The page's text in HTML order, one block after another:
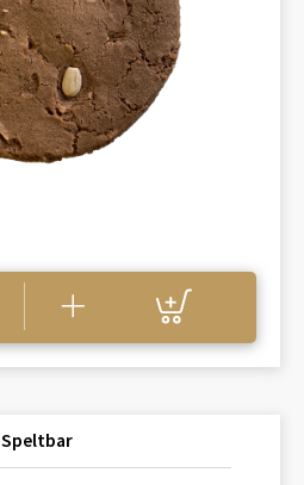
Speltbar